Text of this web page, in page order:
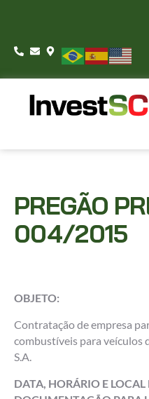
PREGÃO
004/2015
OBJETO:
Contratação de empresa
combustíveis para veículos
S.A.
DATA, HORÁRIO E